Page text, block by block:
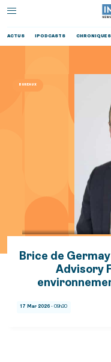
ACTUS IPODCASTS CHRONIQUES
BUREAUX
Brice de
Advisory
17 Mar 2026 - 09h30